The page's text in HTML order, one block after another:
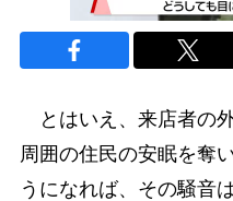
とはいえ、来店者の
周囲の住民の安眠を奪
うになれば、その騒音